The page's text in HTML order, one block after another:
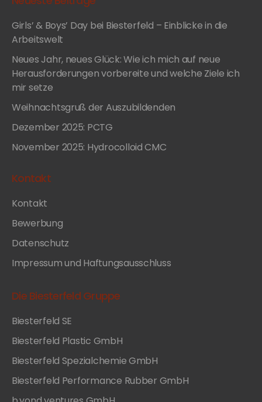
Girls’ & Boys’ Day bei Biesterfeld – Einblicke in die
Arbeitswelt
Neues Jahr, neues Glück: Wie ich mich auf neue
Herausforderungen vorbereite und welche Ziele ich
mir setze
Weihnachtsgruß der Auszubildenden
Dezember 2025: PCTG
November 2025: Hydrocolloid CMC
Kontakt
Kontakt
Bewerbung
Datenschutz
Impressum und Haftungsausschluss
Die Biesterfeld Gruppe
Biesterfeld SE
Biesterfeld Plastic GmbH
Biesterfeld Spezialchemie GmbH
Biesterfeld Performance Rubber GmbH